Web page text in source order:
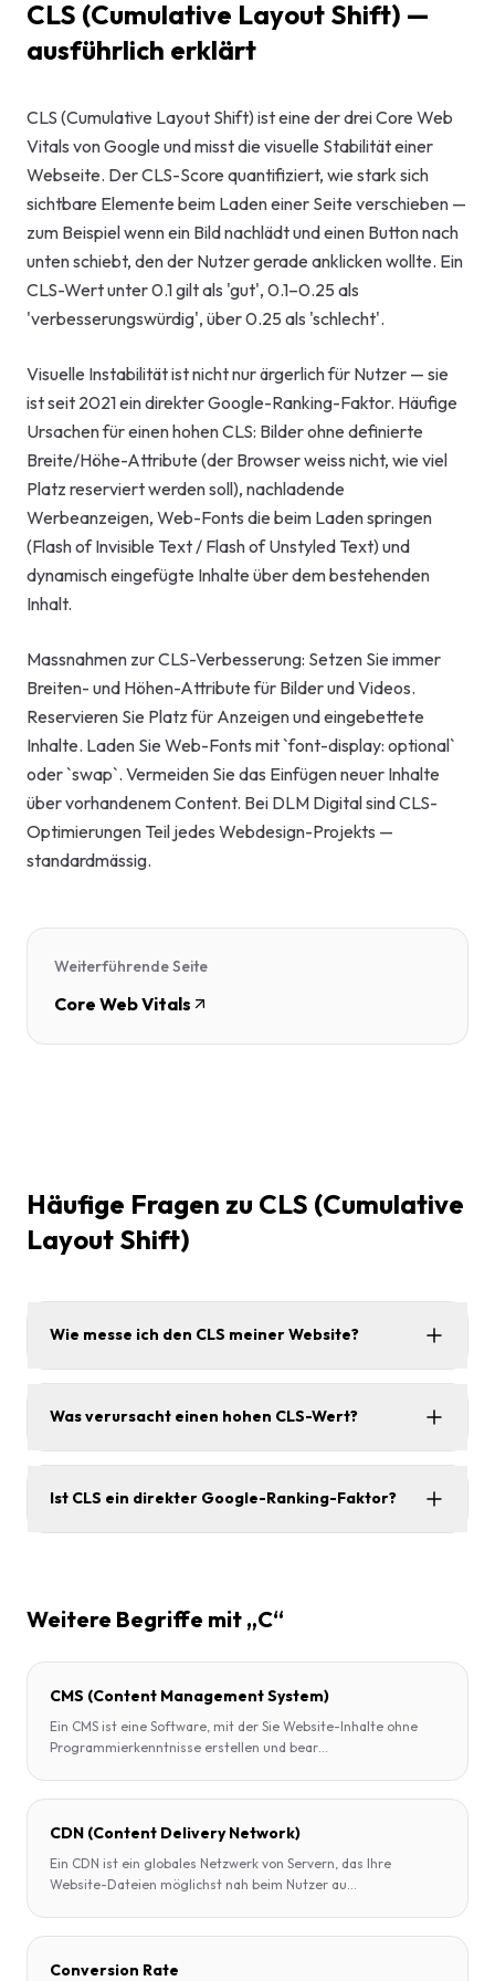
Start-up-
Digitales
Beratung
CLS (Cumulative Layout Shift) —
ausführlich erklärt
CLS (Cumulative Layout Shift) ist eine der drei Core Web
Vitals von Google und misst die visuelle Stabilität einer
Webseite. Der CLS-Score quantifiziert, wie stark sich
sichtbare Elemente beim Laden einer Seite verschieben —
zum Beispiel wenn ein Bild nachlädt und einen Button nach
unten schiebt, den der Nutzer gerade anklicken wollte. Ein
CLS-Wert unter 0.1 gilt als 'gut', 0.1–0.25 als
'verbesserungswürdig', über 0.25 als 'schlecht'.
Visuelle Instabilität ist nicht nur ärgerlich für Nutzer — sie
ist seit 2021 ein direkter Google-Ranking-Faktor. Häufige
Ursachen für einen hohen CLS: Bilder ohne definierte
Breite/Höhe-Attribute (der Browser weiss nicht, wie viel
Platz reserviert werden soll), nachladende
Werbeanzeigen, Web-Fonts die beim Laden springen
(Flash of Invisible Text / Flash of Unstyled Text) und
dynamisch eingefügte Inhalte über dem bestehenden
Inhalt.
Massnahmen zur CLS-Verbesserung: Setzen Sie immer
Breiten- und Höhen-Attribute für Bilder und Videos.
Reservieren Sie Platz für Anzeigen und eingebettete
Inhalte. Laden Sie Web-Fonts mit `font-display: optional`
oder `swap`. Vermeiden Sie das Einfügen neuer Inhalte
über vorhandenem Content. Bei DLM Digital sind CLS-
Optimierungen Teil jedes Webdesign-Projekts —
standardmässig.
Weiterführende Seite
Core Web Vitals
Häufige Fragen zu CLS (Cumulative
Layout Shift)
Wie messe ich den CLS meiner Website?
Was verursacht einen hohen CLS-Wert?
Ist CLS ein direkter Google-Ranking-Faktor?
Weitere Begriffe mit „C“
CMS (Content Management System)
Ein CMS ist eine Software, mit der Sie Website-Inhalte ohne
Programmierkenntnisse erstellen und bear
CDN (Content Delivery Network)
Ein CDN ist ein globales Netzwerk von Servern, das Ihre
Website-Dateien möglichst nah beim Nutzer au
Conversion Rate